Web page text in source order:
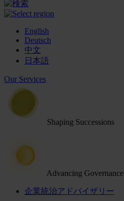
English
Deutsch
中文
日本語
Our Services
Shaping Successions
Advancing Governance
企業統治アドバイザリー